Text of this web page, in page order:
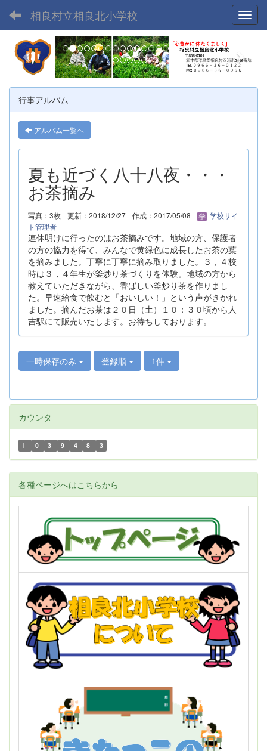
相良村立相良北小学校
p
r
e
v
i
o
u
e
x
t
行事アルバム
アルバム一覧へ
夏も近づく八十八夜・・・
お茶摘み
写真：3枚 更新：2018/12/27 作成：2017/05/08
学校サイ
ト管理者
連休明けに行ったのはお茶摘みです。地域の方、保護者
の方の協力を得て、みんなで黄緑色に成長したお茶の葉
を摘みました。丁寧に丁寧に摘み取りました。３，４校
時は３，４年生が釜炒り茶づくりを体験。地域の方から
教えていただきながら、香ばしい釜炒り茶を作りまし
た。早速給食で飲むと「おいしい！」という声がきかれ
ました。摘んだお茶は２０日（土）１０：３０頃から人
吉駅にて販売いたします。お待ちしております。
一時保存のみ 登録順 1件
カウンタ
1 0 3 9 4 8 3
各種ページへはこちらから